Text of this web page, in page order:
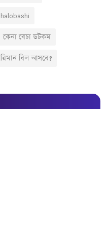
কেনা বেচা ডটকম
বিল আসবে?